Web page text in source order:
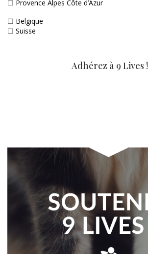
☐ Provence Alpes Côte d’Azur
☐ Belgique
☐ Suisse
Adhérez à 9 Lives !